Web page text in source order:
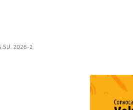
2026-2